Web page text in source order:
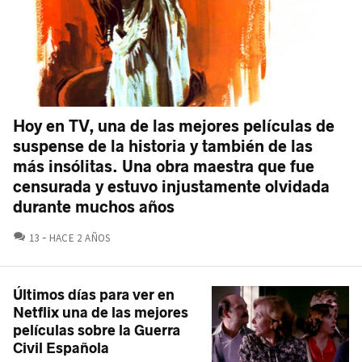
Hoy en TV, una de las mejores películas de
suspense de la historia y también de las
más insólitas. Una obra maestra que fue
censurada y estuvo injustamente olvidada
durante muchos años
13 COMENTARIOS
HACE 2 AÑOS
Últimos días para ver en
Netflix una de las mejores
películas sobre la Guerra
Civil Española